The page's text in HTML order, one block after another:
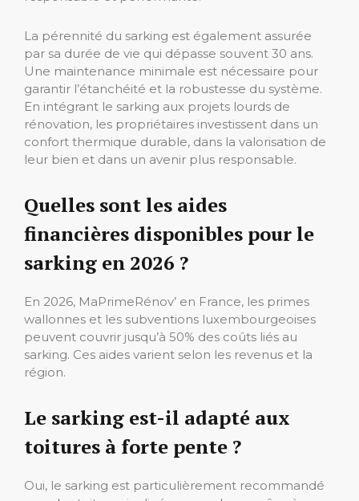
La pérennité du sarking est également assurée
par sa durée de vie qui dépasse souvent 30 ans.
Une maintenance minimale est nécessaire pour
garantir l’étanchéité et la robustesse du système.
En intégrant le sarking aux projets lourds de
rénovation, les propriétaires investissent dans un
confort thermique durable, dans la valorisation de
leur bien et dans un avenir plus responsable.
Quelles sont les aides
financières disponibles pour le
sarking en 2026 ?
En 2026, MaPrimeRénov’ en France, les primes
wallonnes et les subventions luxembourgeoises
peuvent couvrir jusqu’à 50% des coûts liés au
sarking. Ces aides varient selon les revenus et la
région.
Le sarking est-il adapté aux
toitures à forte pente ?
Oui, le sarking est particulièrement recommandé